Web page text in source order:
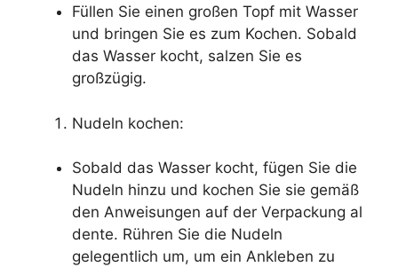
Füllen Sie einen großen Topf mit Wasser
und bringen Sie es zum Kochen. Sobald
das Wasser kocht, salzen Sie es
großzügig.
Nudeln kochen:
Sobald das Wasser kocht, fügen Sie die
Nudeln hinzu und kochen Sie sie gemäß
den Anweisungen auf der Verpackung al
dente. Rühren Sie die Nudeln
gelegentlich um, um ein Ankleben zu